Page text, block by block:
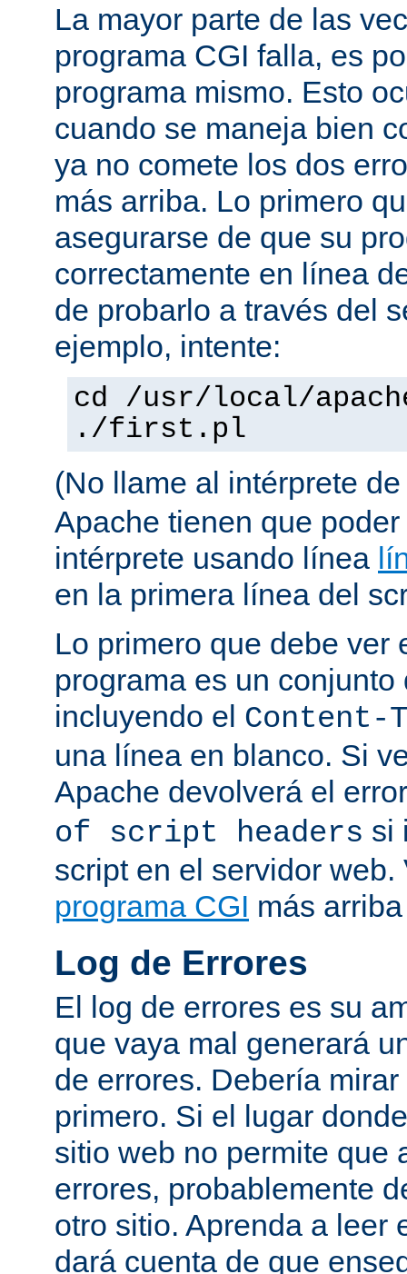
La mayor parte de las
programa CGI falla, es
programa mismo. Esto
cuando se maneja bien
ya no comete los dos
más arriba. Lo primero
asegurarse de que su
correctamente en línea
de probarlo a través del
ejemplo, intente:
cd /usr/local/
./first.pl
(No llame al intérprete
Apache tienen que
intérprete usando línea
en la primera línea del
Lo primero que debe ver
programa es un
incluyendo el Content-
una línea en blanco. Si
Apache devolverá el
of script headers si
script en el servidor
programa CGI más
Log de Errores
El log de errores es su
que vaya mal generará
de errores. Debería
primero. Si el lugar
sitio web no permite que
errores, probablemente
otro sitio. Aprenda a leer
dará cuenta de que